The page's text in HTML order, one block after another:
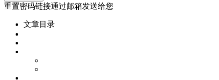
重置密码链接通过邮箱发送给您
文章目录